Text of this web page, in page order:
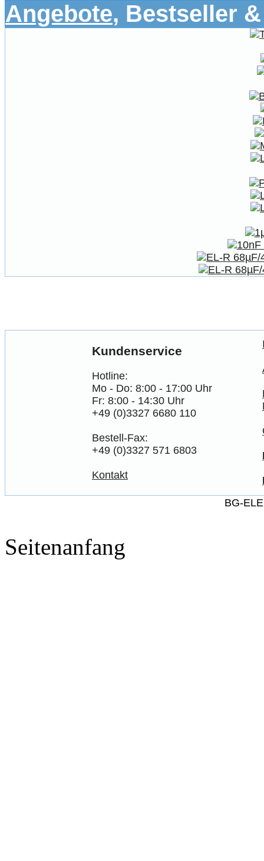
Angebote, Bestseller
Kundenservice
Hotline:
Mo - Do: 8:00 - 17:00 Uhr
Fr: 8:00 - 14:30 Uhr
+49 (0)3327 6680 110
Bestell-Fax:
+49 (0)3327 571 6803
Kontakt
BG-
Seitenanfang